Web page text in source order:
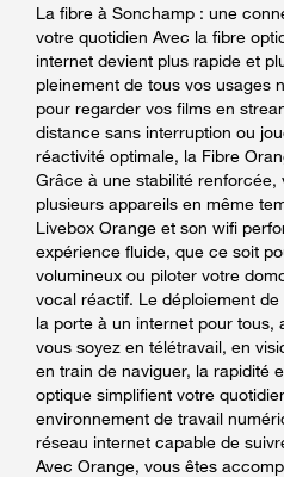
La fibre à Sonchamp : une
votre quotidien Avec la fibre
internet devient plus rapide et
pleinement de tous vos usages
pour regarder vos films en
distance sans interruption ou
réactivité optimale, la Fibre
Grâce à une stabilité
plusieurs appareils en même
Livebox Orange et son wifi
expérience fluide, que ce soit
volumineux ou piloter votre
vocal réactif. Le déploiement
la porte à un internet pour tous,
vous soyez en télétravail, en
en train de naviguer, la rapidité
optique simplifient votre
environnement de travail
réseau internet capable de
Avec Orange, vous êtes